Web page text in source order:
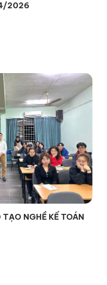
2026
NGHỀ KẾ TOÁN